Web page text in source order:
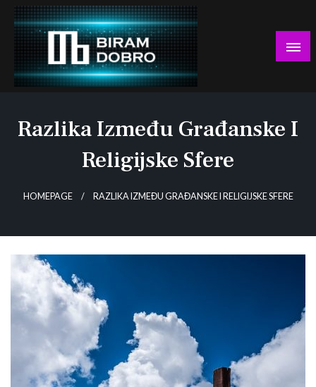
Skip
content
Razlika Između Građanske I
Religijske Sfere
HOMEPAGE RAZLIKA IZMEĐU GRAĐANSKE I RELIGIJSKE SFERE